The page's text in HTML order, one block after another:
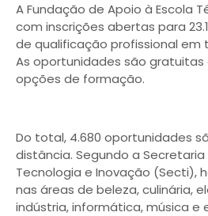
A Fundação de Apoio à Escola
com inscrições abertas para
de qualificação profissional em
As oportunidades são gratuitas
opções de formação.
Do total, 4.680 oportunidades
distância. Segundo a
Tecnologia e Inovação (Secti),
nas áreas de beleza, culinária,
indústria, informática, música e